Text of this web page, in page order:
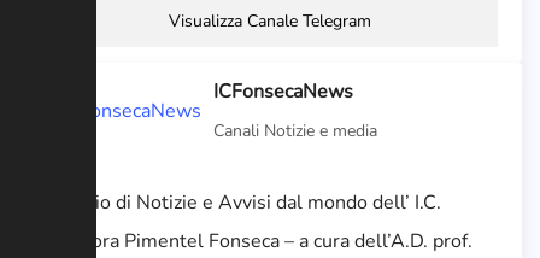
Visualizza Canale Telegram
ICFonsecaNews
Canali Notizie e media
Servizio di Notizie e Avvisi dal mondo dell’ I.C.
Eleonora Pimentel Fonseca – a cura dell’A.D. prof.